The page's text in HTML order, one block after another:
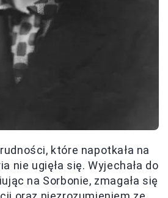
które napotkała na
nie ugięła się. Wyjechała do
na Sorbonie, zmagała się